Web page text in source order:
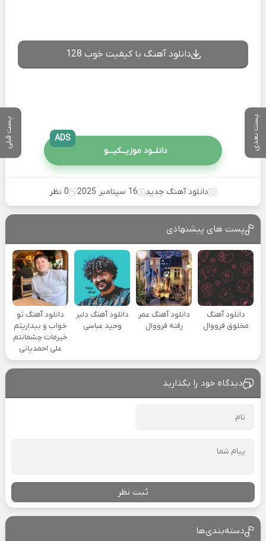
پست بعدی پست قبلی
دانلود آهنگ با کیفیت خوب 128
دانلــود موزیــکیـــو
ADS
دانلود آهنگ جدید 16 سپتامبر 2025 0 نظر
پست های پیشنهادی
دانلود آهنگ
مخلوق فرووال
دانلود آهنگ عمر
رفته فرووال
دانلود آهنگ دلبر
وحید عباسی
دانلود آهنگ تو
خواب و بیداریتم
خیرمات چشمانتم
علی احمدیانی
دیدگاه خود را بگذارید
ثبت نظر
دسته‌بندی‌ها